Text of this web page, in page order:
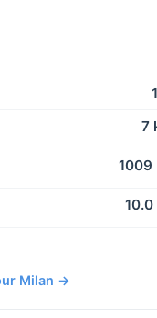
7
1009
10.0
Milan →